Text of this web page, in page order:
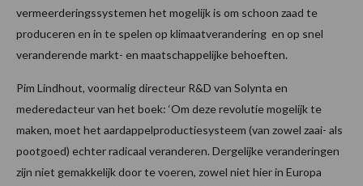
vermeerderingssystemen het mogelijk is om schoon zaad te
produceren en in te spelen op klimaatverandering en op snel
veranderende markt- en maatschappelijke behoeften.
Pim Lindhout, voormalig directeur R&D van Solynta en
mederedacteur van het boek: ‘Om deze revolutie mogelijk te
maken, moet het aardappelproductiesysteem (van zowel zaai- als
pootgoed) echter radicaal veranderen. Dergelijke veranderingen
zijn niet gemakkelijk door te voeren, zowel niet hier in Europa